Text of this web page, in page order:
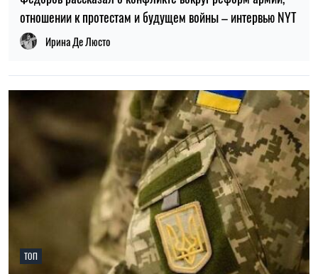
ТОП
19:30, 27.07.2026
Мужчин после 60 лет могут взять в ВСУ: кто может
попасть в армию
Николай Потика